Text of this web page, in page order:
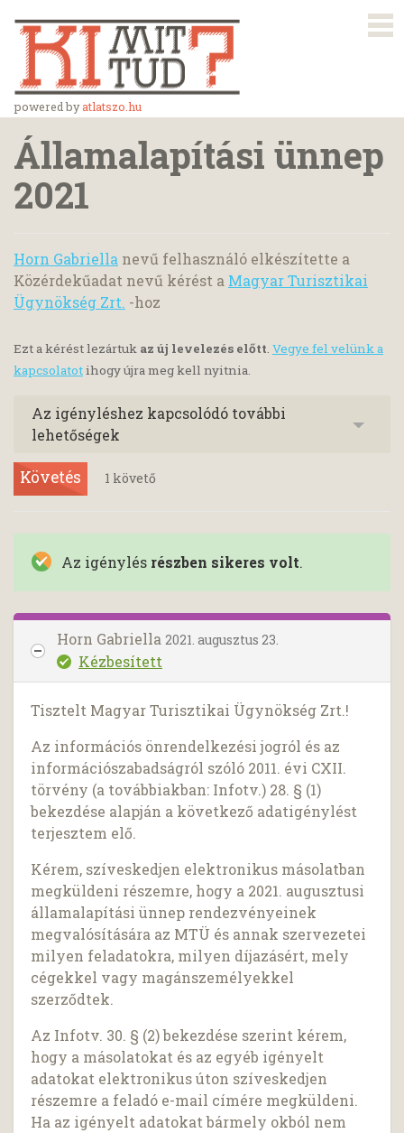
powered byatlatszo.hu
Államalapítási ünnep
2021
Horn Gabriella nevű felhasználó elkészítette a
Közérdekűadat nevű kérést a Magyar Turisztikai
Ügynökség Zrt. -hoz
Ezt a kérést lezártuk az új levelezés előtt. Vegye fel velünk a
kapcsolatotihogy újra meg kell nyitnia.
Az igényléshez kapcsolódó további
lehetőségek
Követés 1 követő
Az igénylés részben sikeres volt.
Horn Gabriella 2021. augusztus 23.
Kézbesített
Tisztelt Magyar Turisztikai Ügynökség Zrt.!
Az információs önrendelkezési jogról és az
információszabadságról szóló 2011. évi CXII.
törvény (a továbbiakban: Infotv.) 28. § (1)
bekezdése alapján a következő adatigénylést
terjesztem elő.
Kérem, szíveskedjen elektronikus másolatban
megküldeni részemre, hogy a 2021. augusztusi
államalapítási ünnep rendezvényeinek
megvalósítására az MTÜ és annak szervezetei
milyen feladatokra, milyen díjazásért, mely
cégekkel vagy magánszemélyekkel
szerződtek.
Az Infotv. 30. § (2) bekezdése szerint kérem,
hogy a másolatokat és az egyéb igényelt
adatokat elektronikus úton szíveskedjen
részemre a feladó e-mail címére megküldeni.
Ha az igényelt adatokat bármely okból nem